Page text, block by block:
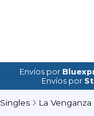
Envíos por
Envíos por
Singles La